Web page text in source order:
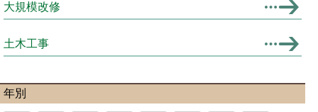
大規模改修
土木工事
年別